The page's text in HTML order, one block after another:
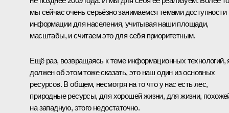
мы сейчас очень серьёзно занимаемся темами доступности
информации для населения, учитывая наши площади,
масштабы, и считаем это для себя приоритетным.
Ещё раз, возвращаясь к теме информационных технологий,
должен об этом тоже сказать, это наш один из основных
ресурсов. В общем, несмотря на то что у нас есть лес,
природные ресурсы, для хорошей жизни, для жизни,
на западную, этого недостаточно.